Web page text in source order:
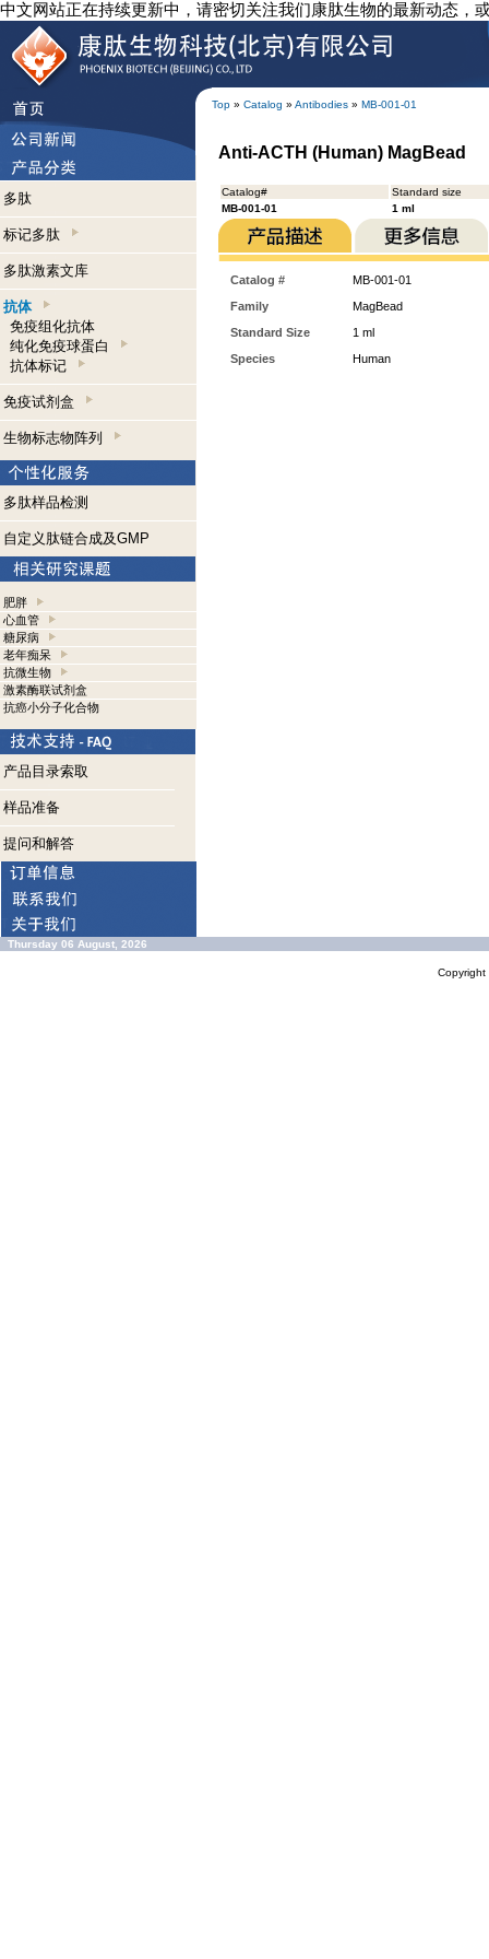
中文网站正在持续更新中，请密切关注我们康肽生物的最新动态，
Top » Catalog » Antibodies » MB-001-01
多肽
标记多肽
多肽激素文库
抗体
免疫组化抗体
纯化免疫球蛋白
抗体标记
免疫试剂盒
生物标志物阵列
多肽样品检测
自定义肽链合成及GMP
肥胖
心血管
糖尿病
老年痴呆
抗微生物
激素酶联试剂盒
抗癌小分子化合物
产品目录索取
样品准备
提问和解答
Anti-ACTH (Human) MagBead
Catalog#
Standard size
MB-001-01
1 ml
Catalog #
MB-001-01
Family
MagBead
Standard Size
1 ml
Species
Human
Thursday 06 August, 2026